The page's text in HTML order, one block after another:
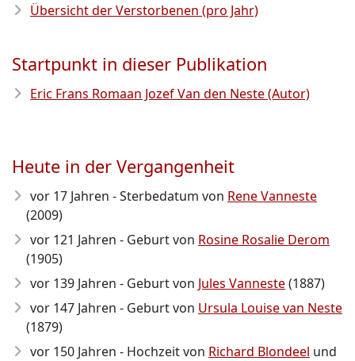
Übersicht der Verstorbenen (pro Jahr)
Startpunkt in dieser Publikation
Eric Frans Romaan Jozef Van den Neste (Autor)
Heute in der Vergangenheit
vor 17 Jahren - Sterbedatum von Rene Vanneste
(2009)
vor 121 Jahren - Geburt von Rosine Rosalie Derom
(1905)
vor 139 Jahren - Geburt von Jules Vanneste(1887)
vor 147 Jahren - Geburt von Ursula Louise van Neste
(1879)
vor 150 Jahren - Hochzeit von Richard Blondeel und